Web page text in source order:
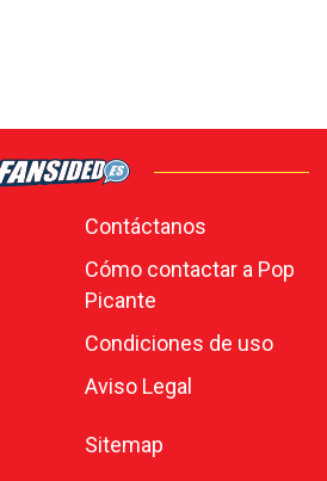
Contáctanos
Cómo contactar a Pop
Picante
Condiciones de uso
Aviso Legal
Sitemap